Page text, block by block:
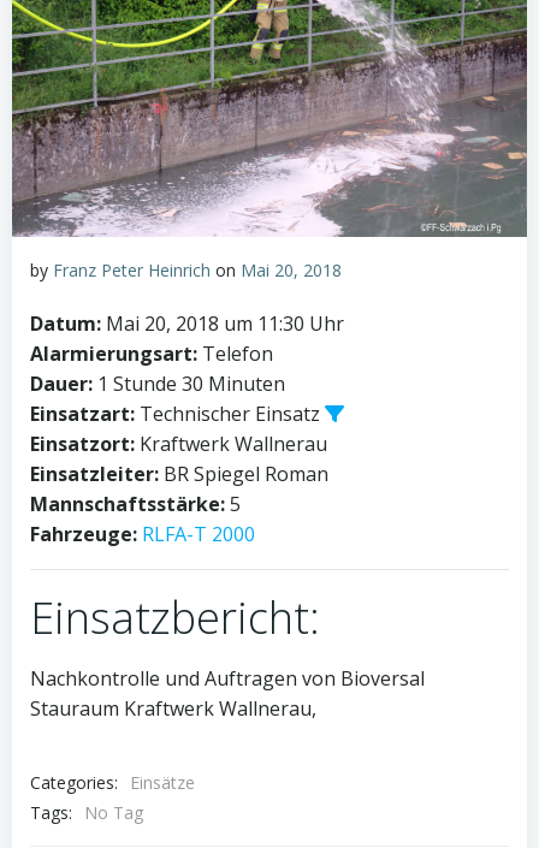
by Franz Peter Heinrich on Mai 20, 2018
Datum: Mai 20, 2018 um 11:30 Uhr
Alarmierungsart: Telefon
Dauer: 1 Stunde 30 Minuten
Einsatzart: Technischer Einsatz
Einsatzort: Kraftwerk Wallnerau
Einsatzleiter: BR Spiegel Roman
Mannschaftsstärke:5
Fahrzeuge: RLFA-T 2000
Einsatzbericht:
Nachkontrolle und Auftragen von Bioversal
Stauraum Kraftwerk Wallnerau,
Categories:
Einsätze
Tags:
No Tag